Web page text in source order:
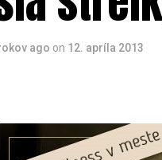
ago on 12. apríla 2013